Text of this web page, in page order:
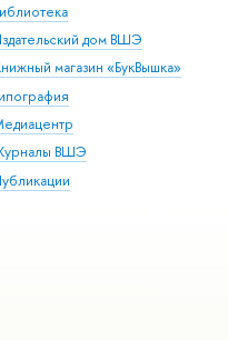
дом ВШЭ
магазин «БукВышка»
ВШЭ